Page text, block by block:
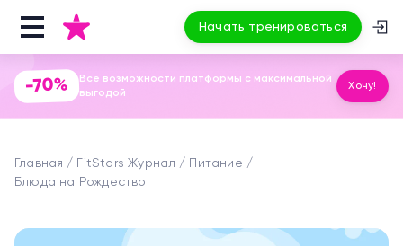
Начать тренироваться
-70%
Все возможности платформы с максимальной
выгодой
Хочу!
Главная FitStars Журнал
Питание
Блюда на Рождество